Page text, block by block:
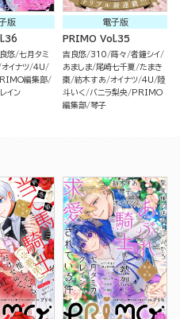
版
悠 七月タミ
オイナツ 4U
編集部
イン
電子版
PRIMO Vol.35
吉良悠 310 蒔々 者鐘シイ
あましま 尾崎七千夏 たまき
棗 紡木すあ オイナツ 4U
陸
斗いく
バニラ梨央
PRIMO
編集部 琴子